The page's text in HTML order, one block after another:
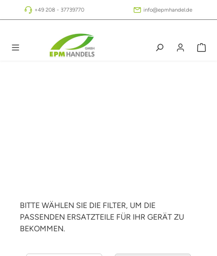
Zum Hauptinhalt springen
+49 208 - 37739770 info@epmhandel.de
BITTE WÄHLEN SIE DIE FILTER, UM DIE
PASSENDEN ERSATZTEILE FÜR IHR GERÄT ZU
BEKOMMEN.